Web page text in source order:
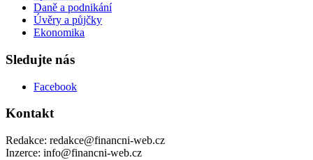
Daně a podnikání
Úvěry a půjčky
Ekonomika
Sledujte nás
Facebook
Kontakt
Redakce: redakce@financni-web.cz
Inzerce: info@financni-web.cz